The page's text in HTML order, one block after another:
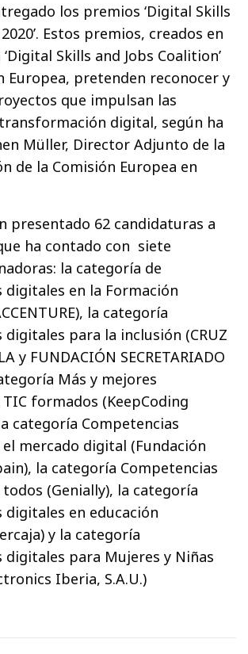
los premios ‘Digital Skills
Estos premios, creados en
Skills and Jobs Coalition’
Europea, pretenden reconocer y
que impulsan las
digital, según ha
Müller, Director Adjunto de la
de la Comisión Europea en
presentado 62 candidaturas a
ha contado con siete
la categoría de
digitales en la Formación
la categoría
digitales para la inclusión (CRUZ
y FUNDACIÓN SECRETARIADO
Más y mejores
formados (KeepCoding
categoría Competencias
mercado digital (Fundación
la categoría Competencias
(Genially), la categoría
digitales en educación
y la categoría
digitales para Mujeres y Niñas
Iberia, S.A.U.)